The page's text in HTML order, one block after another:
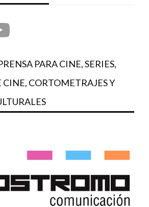
PARA CINE, SERIES,
CINE, CORTOMETRAJES Y